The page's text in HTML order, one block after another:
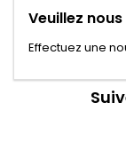
Veuillez
Effectuez une